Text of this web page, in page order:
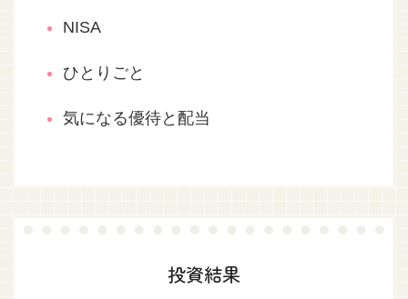
NISA
ひとりごと
気になる優待と配当
投資結果